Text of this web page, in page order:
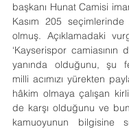
başkanı Hunat Camisi
Kasım 205
olmuş. Açıklamadaki
‘Kayserispor camiasının
yanında olduğunu, şu
milli acımızı yürekten
hâkim olmaya çalışan
de karşı olduğunu ve
kamuoyunun bilgisine